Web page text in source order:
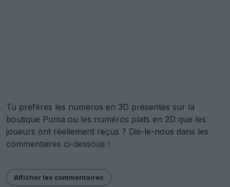
Tu préfères les numéros en 3D présentés sur la
boutique Puma ou les numéros plats en 2D que les
joueurs ont réellement reçus ? Dis-le-nous dans les
commentaires ci-dessous !
Afficher les commentaires